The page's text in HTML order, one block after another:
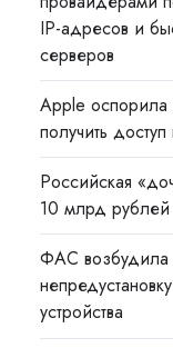
IP-адресов и
серверов
Apple оспорила
получить
Российская
10 млрд рублей
ФАС возбудила
устройства